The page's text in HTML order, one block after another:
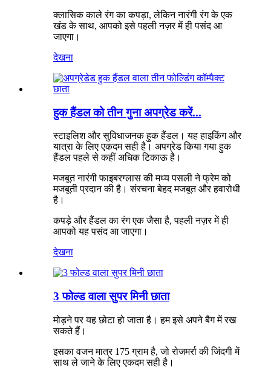
क्लासिक काले रंग का कपड़ा, लेकिन नारंगी रंग के एक
खंड के साथ, आपको इसे पहली नज़र में ही पसंद आ
जाएगा।
देखना
हुक हैंडल को तीन गुना अपग्रेड करें...
स्टाइलिश और सुविधाजनक हुक हैंडल। यह हाइकिंग और
यात्रा के लिए एकदम सही है। अपग्रेड किया गया हुक
हैंडल पहले से कहीं अधिक टिकाऊ है।
मजबूत नारंगी फाइबरग्लास की मध्य पसली ने फ्रेम को
मजबूती प्रदान की है। संरचना बेहद मजबूत और हवारोधी
है।
कपड़े और हैंडल का रंग एक जैसा है, पहली नज़र में ही
आपको यह पसंद आ जाएगा।
देखना
3 फोल्ड वाला सुपर मिनी छाता
मोड़ने पर यह छोटा हो जाता है। हम इसे अपने बैग में रख
सकते हैं।
इसका वजन मात्र 175 ग्राम है, जो रोजमर्रा की जिंदगी में
साथ ले जाने के लिए एकदम सही है।